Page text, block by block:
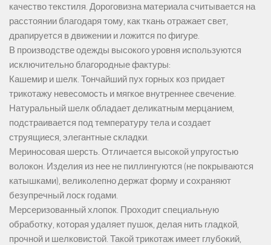
качество текстиля. Дороговизна материала считывается на
расстоянии благодаря тому, как ткань отражает свет,
драпируется в движении и ложится по фигуре.
В производстве одежды высокого уровня используются
исключительно благородные фактуры:
Кашемир и шелк. Тончайший пух горных коз придает
трикотажу невесомость и мягкое внутреннее свечение.
Натуральный шелк обладает деликатным мерцанием,
подстраивается под температуру тела и создает
струящиеся, элегантные складки.
Мериносовая шерсть. Отличается высокой упругостью
волокон. Изделия из нее не пиллингуются (не покрываются
катышками), великолепно держат форму и сохраняют
безупречный лоск годами.
Мерсеризованный хлопок. Проходит специальную
обработку, которая удаляет пушок, делая нить гладкой,
прочной и шелковистой. Такой трикотаж имеет глубокий,